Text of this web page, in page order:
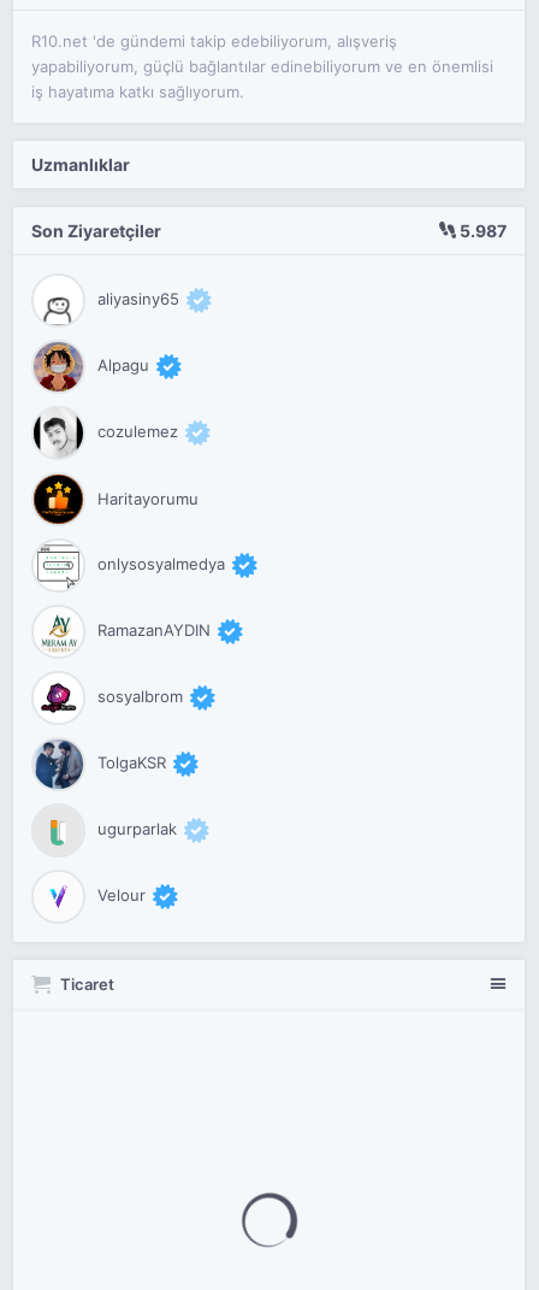
R10.net 'de gündemi takip edebiliyorum, alışveriş
yapabiliyorum, güçlü bağlantılar edinebiliyorum ve en önemlisi
iş hayatıma katkı sağlıyorum.
Uzmanlıklar
Son Ziyaretçiler 5.987
aliyasiny65
Alpagu
cozulemez
Haritayorumu
onlysosyalmedya
RamazanAYDIN
sosyalbrom
TolgaKSR
ugurparlak
Velour
Ticaret